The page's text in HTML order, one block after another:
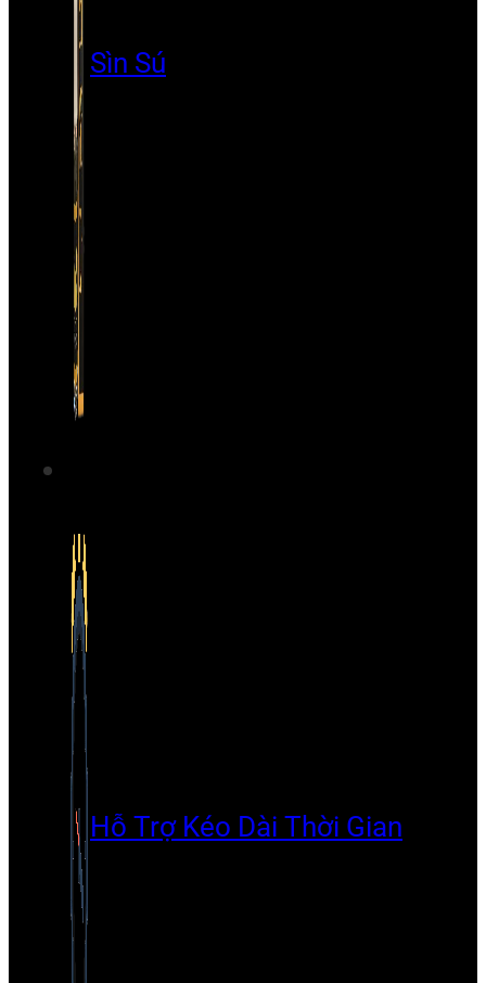
Sìn Sú
Hỗ Trợ Kéo Dài Thời Gian